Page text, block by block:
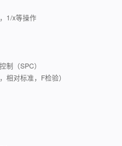
1/x等操作
制（SPC）
相对标准，F检验）